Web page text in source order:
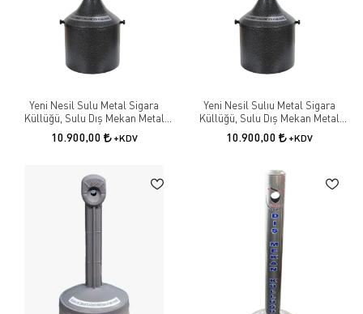
Yeni Nesil Sulu Metal Sigara
Küllüğü, Sulu Dış Mekan Metal
Küllük, Sulu Izmaritlik. Ayaklı
Küllük.
10.900,00 +KDV
Yeni Nesil Sulıu Metal Sigara
Küllüğü, Sulu Dış Mekan Metal
Küllük, Sulu Izmaritlik. Ayaklı
Küllük
10.900,00 +KDV